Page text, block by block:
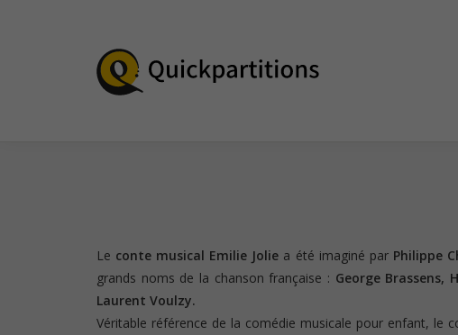
Le conte musical Emilie Jolie a été imaginé par Philippe
grands noms de la chanson française : George Brassens,
Laurent Voulzy.
Véritable référence de la comédie musicale pour enfant, le